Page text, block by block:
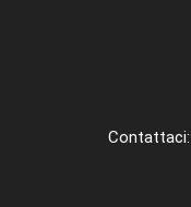
Contattaci: